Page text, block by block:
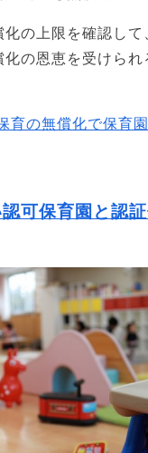
化の上限を確認して
化の恩恵を受けられ
育の無償化で保育
可保育園と認